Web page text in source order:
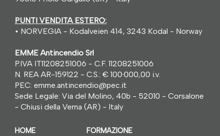
PUNTI VENDITA ESTERO:
• NORVEGIA - Kodalveien 414, 3243 Kodal - Norway
EMME Antincendio Srl
P.IVA IT11208251006 - C.F. 11208251006
N. REA AR-159122 - C.S.: € 100·000,00 i.v.
PEC: emme.antincendio@pec.it
Sede Legale: Via del Molino, 40b - 52010 - Corsalone
- Chiusi della Verna (AR) - Italy
HOME
FORMAZIONE